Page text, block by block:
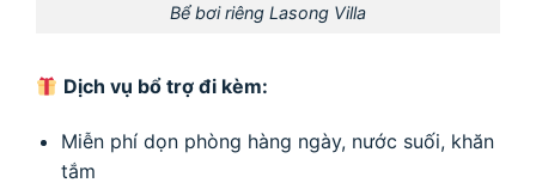
Bể bơi riêng Lasong Villa
Dịch vụ bổ trợ đi kèm:
Miễn phí dọn phòng hàng ngày, nước suối, khăn
tắm